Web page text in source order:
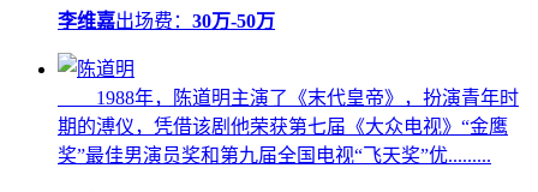
李维嘉出场费： 30万-50万
1988年，陈道明主演了《末代皇帝》，扮演青年时
期的溥仪，凭借该剧他荣获第七届《大众电视》“金鹰
奖”最佳男演员奖和第九届全国电视“飞天奖”优.........